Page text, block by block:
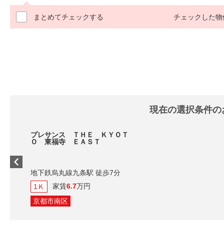
まとめてチェックする チェックした物
現在の選択条件
プレサンス ＴＨＥ ＫＹＯＴ
Ｏ 東福寺 ＥＡＳＴ
地下鉄烏丸線九条駅 徒歩7分
1Ｋ
家賃6.7万円
京都市南区